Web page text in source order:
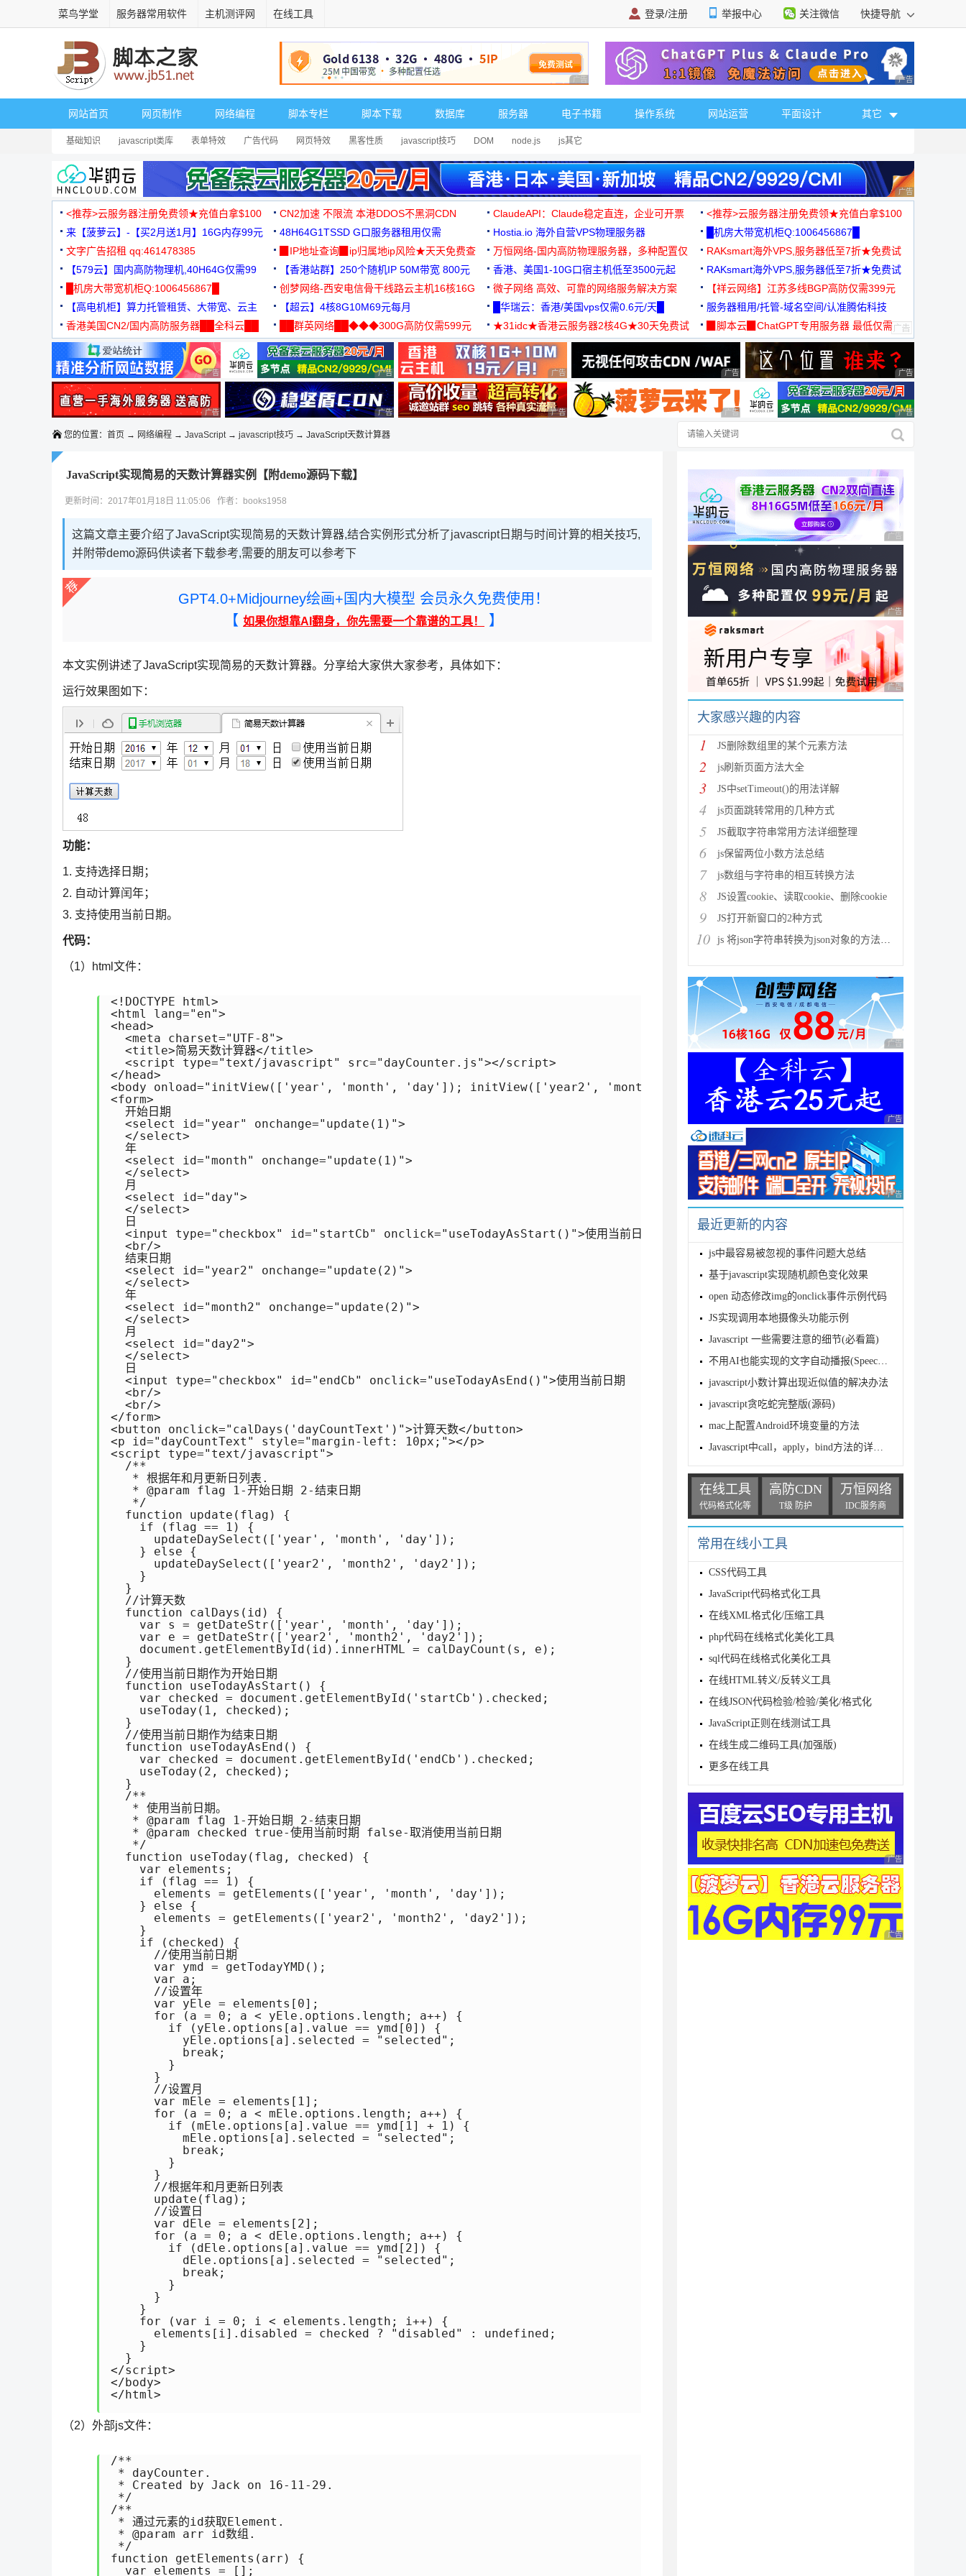
菜鸟学堂 服务器常用软件 主机测评网 在线工具 登录/注册 举报中心 关注微信 快捷导航
广告 商业广告，理性选择 广告 商业广告，理
网站首页 网页制作 网络编程 脚本专栏 脚本下载 数据库 服务器 电子书籍 操作系统 网站运营 平面设计 其它
基础知识 javascript类库 表单特效 广告代码 网页特效 黑客性质 javascript技巧 DOM node.js js其它
广告 商业广告，理
<推荐>云服务器注册免费领★充值白拿$100 CN2加速 不限流 本港DDOS不黑洞CDN ClaudeAPI：Claude稳定直连，企业可开票
<推荐>云服务器注册免费领★充值白拿$100
来【菠萝云】-【买2月送1月】16G内存99元
48H64G1TSSD G口服务器租用仅需
3000+可免费测试
Hostia.io 海外自营VPS物理服务器
█机房大带宽机柜Q:1006456867█
文字广告招租 qq:461478385
▉IP地址查询▉ip归属地ip风险★天天免费查
万恒网络-国内高防物理服务器，多种配置仅
99元/月起
RAKsmart海外VPS,服务器低至7折★免费试
用★
【579云】国内高防物理机,40H64G仅需99
元
【香港站群】250个随机IP 50M带宽 800元 香港、美国1-10G口宿主机低至3500元起
RAKsmart海外VPS,服务器低至7折★免费试
用★
█机房大带宽机柜Q:1006456867█
创梦网络-西安电信骨干线路云主机16核16G
88元/月
微子网络 高效、可靠的网络服务解决方案
【祥云网络】江苏多线BGP高防仅需399元
【高电机柜】算力托管租赁、大带宽、云主
机
【超云】4核8G10M69元每月 █华瑞云：香港/美国vps仅需0.6元/天█
服务器租用/托管-域名空间/认准腾佑科技
香港美国CN2/国内高防服务器██全科云██
██群英网络██◆◆◆300G高防仅需599元
◆◆◆
★31idc★香港云服务器2核4G★30天免费试
用◆
▉脚本云▉ChatGPT专用服务器 最低仅需
19元/月
广告 商业广告，理性选择 广告 商业广告，理性选择 广告 商业广告，理性选择 广告 商业广告，理性选择 广告 商业广告，理
广告 商业广告，理性选择 广告 商业广告，理性选择 广告 商业广告，理性选择 广告 商业广告，理性选择 广告 商业广告，理
您的位置： 首页 → 网络编程 → JavaScript→ javascript技巧 → JavaScript天数计算器
JavaScript实现简易的天数计算器实例【附demo源码下载】
更新时间：2017年01月18日 11:05:06 作者：books1958
这篇文章主要介绍了JavaScript实现简易的天数计算器,结合实例形式分析了javascript日期与时间计算的相关技巧,
并附带demo源码供读者下载参考,需要的朋友可以参考下
GPT4.0+Midjourney绘画+国内大模型 会员永久免费使用！
【 如果你想靠AI翻身，你先需要一个靠谱的工具！ 】
本文实例讲述了JavaScript实现简易的天数计算器。分享给大家供大家参考，具体如下：
运行效果图如下：
功能：
1. 支持选择日期；
2. 自动计算闰年；
3. 支持使用当前日期。
代码：
（1）html文件：
<!DOCTYPE html>
<html lang="en">
<head>
  <meta charset="UTF-8">
  <title>简易天数计算器</title>
  <script type="text/javascript" src="dayCounter.js"></script>
</head>
<body onload="initView(['year', 'month', 'day']); initView(['year2', 'month2', 'day2'])">
<form>
  开始日期
  <select id="year" onchange="update(1)">
  </select>
  年
  <select id="month" onchange="update(1)">
  </select>
  月
  <select id="day">
  </select>
  日
  <input type="checkbox" id="startCb" onclick="useTodayAsStart()">使用当前日期
  <br/>
  结束日期
  <select id="year2" onchange="update(2)">
  </select>
  年
  <select id="month2" onchange="update(2)">
  </select>
  月
  <select id="day2">
  </select>
  日
  <input type="checkbox" id="endCb" onclick="useTodayAsEnd()">使用当前日期
  <br/>
  <br/>
</form>
<button onclick="calDays('dayCountText')">计算天数</button>
<p id="dayCountText" style="margin-left: 10px;"></p>
<script type="text/javascript">
  /**
   * 根据年和月更新日列表.
   * @param flag 1-开始日期 2-结束日期
   */
  function update(flag) {
    if (flag == 1) {
      updateDaySelect(['year', 'month', 'day']);
    } else {
      updateDaySelect(['year2', 'month2', 'day2']);
    }
  }
  //计算天数
  function calDays(id) {
    var s = getDateStr(['year', 'month', 'day']);
    var e = getDateStr(['year2', 'month2', 'day2']);
    document.getElementById(id).innerHTML = calDayCount(s, e);
  }
  //使用当前日期作为开始日期
  function useTodayAsStart() {
    var checked = document.getElementById('startCb').checked;
    useToday(1, checked);
  }
  //使用当前日期作为结束日期
  function useTodayAsEnd() {
    var checked = document.getElementById('endCb').checked;
    useToday(2, checked);
  }
  /**
   * 使用当前日期。
   * @param flag 1-开始日期 2-结束日期
   * @param checked true-使用当前时期 false-取消使用当前日期
   */
  function useToday(flag, checked) {
    var elements;
    if (flag == 1) {
      elements = getElements(['year', 'month', 'day']);
    } else {
      elements = getElements(['year2', 'month2', 'day2']);
    }
    if (checked) {
      //使用当前日期
      var ymd = getTodayYMD();
      var a;
      //设置年
      var yEle = elements[0];
      for (a = 0; a < yEle.options.length; a++) {
        if (yEle.options[a].value == ymd[0]) {
          yEle.options[a].selected = "selected";
          break;
        }
      }
      //设置月
      var mEle = elements[1];
      for (a = 0; a < mEle.options.length; a++) {
        if (mEle.options[a].value == ymd[1] + 1) {
          mEle.options[a].selected = "selected";
          break;
        }
      }
      //根据年和月更新日列表
      update(flag);
      //设置日
      var dEle = elements[2];
      for (a = 0; a < dEle.options.length; a++) {
        if (dEle.options[a].value == ymd[2]) {
          dEle.options[a].selected = "selected";
          break;
        }
      }
    }
    for (var i = 0; i < elements.length; i++) {
      elements[i].disabled = checked ? "disabled" : undefined;
    }
  }
</script>
</body>
</html>
（2）外部js文件：
/**
* dayCounter.
* Created by Jack on 16-11-29.
*/
/**
* 通过元素的id获取Element.
* @param arr id数组.
*/
function getElements(arr) {
  var elements = [];
广告 商业广告，理性
广告 商业广告，理性
广告 商业广告，理性
大家感兴趣的内容
1 JS删除数组里的某个元素方法
2 js刷新页面方法大全
3 JS中setTimeout()的用法详解
4 js页面跳转常用的几种方式
5 JS截取字符串常用方法详细整理
6 js保留两位小数方法总结
7 js数组与字符串的相互转换方法
8 JS设置cookie、读取cookie、删除cookie
9 JS打开新窗口的2种方式
10 js 将json字符串转换为json对象的方法解析
广告 商业广告，理性
广告 商业广告，理性
广告 商业广告，理性
最近更新的内容
js中最容易被忽视的事件问题大总结
基于javascript实现随机颜色变化效果
open 动态修改img的onclick事件示例代码
JS实现调用本地摄像头功能示例
Javascript 一些需要注意的细节(必看篇)
不用AI也能实现的文字自动播报(SpeechSynthesis文本实例合成)
javascript小数计算出现近似值的解决办法
javascript贪吃蛇完整版(源码)
mac上配置Android环境变量的方法
Javascript中call，apply，bind方法的详解与总结
在线工具
代码格式化等
高防CDN
T级 防护
万恒网络
IDC服务商
常用在线小工具
CSS代码工具
JavaScript代码格式化工具
在线XML格式化/压缩工具
php代码在线格式化美化工具
sql代码在线格式化美化工具
在线HTML转义/反转义工具
在线JSON代码检验/检验/美化/格式化
JavaScript正则在线测试工具
在线生成二维码工具(加强版)
更多在线工具
广告 商业广告，理性
广告 商业广告，理性